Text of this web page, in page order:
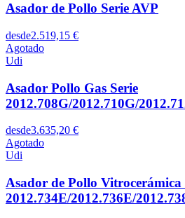
Asador de Pollo Serie AVP
desde2.519,15 €
Agotado
Udi
Asador Pollo Gas Serie
2012.708G/2012.710G/
desde3.635,20 €
Agotado
Udi
Asador de Pollo Vitrocerámica
2012.734E/2012.736E/